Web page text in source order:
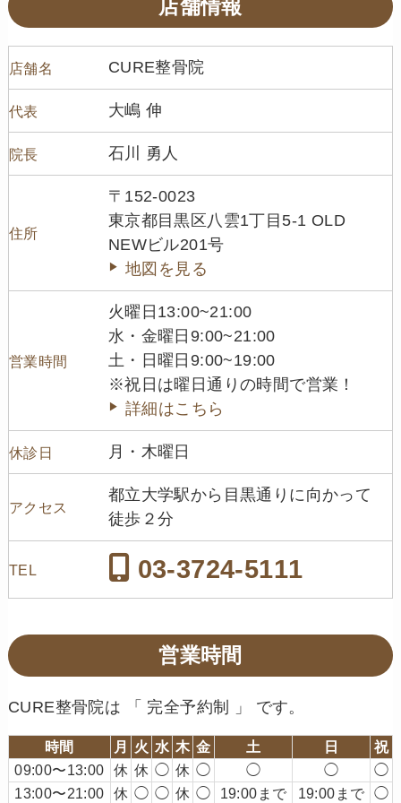
店舗情報
店舗名 CURE整骨院
代表 大嶋 伸
院長 石川 勇人
住所
〒152-0023
東京都目黒区八雲1丁目5-1 OLD
NEWビル201号
地図を見る
営業時間
火曜日13:00~21:00
水・金曜日9:00~21:00
土・日曜日9:00~19:00
※祝日は曜日通りの時間で営業！
詳細はこちら
休診日 月・木曜日
アクセス
都立大学駅から目黒通りに向かって
徒歩２分
TEL 03-3724-5111
営業時間
CURE整骨院は 「 完全予約制 」 です。
時間 月 火 水 木 金 土 日
祝
09:00〜13:00
休 休 ◯ 休 ◯ ◯ ◯
◯
13:00〜21:00
休 ◯ ◯ 休 ◯ 19:00まで 19:00まで ◯